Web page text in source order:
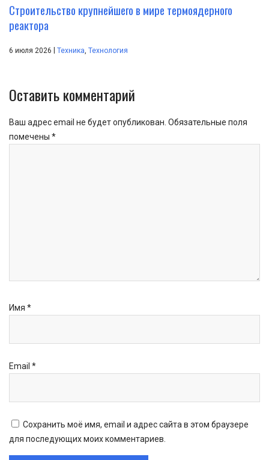
Строительство крупнейшего в мире термоядерного
реактора
6 июля 2026 | Техника Технология
Оставить комментарий
Ваш адрес email не будет опубликован. Обязательные поля
помечены *
Имя *
Email *
Сохранить моё имя, email и адрес сайта в этом браузере
для последующих моих комментариев.